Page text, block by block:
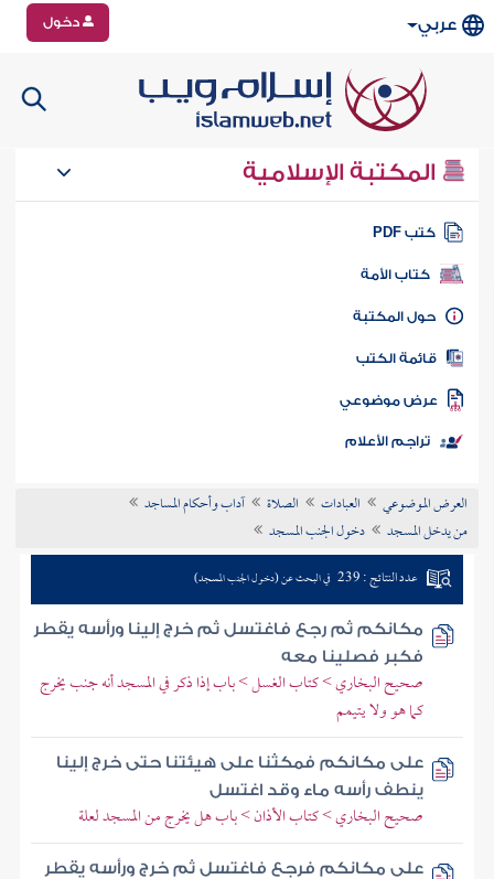
عربي دخول
المكتبة الإسلامية
كتب PDF
كتاب الأمة
المكتبة
الكتب
موضوعي
تراجم الأعلام
العرض الموضوعي العبادات الصلاة
آداب وأحكام المساجد
من يدخل المسجد
دخول الجنب المسجد
عدد النتائج : 239 في البحث عن (دخول الجنب المسجد)
مكانكم ثم رجع فاغتسل ثم خرج إلينا ورأسه يقطر
فكبر فصلينا معه
صحيح البخاري > كتاب الغسل > باب إذا ذكر في المسجد أنه جنب يخرج
كما هو ولا يتيمم
على مكانكم فمكثنا على هيئتنا حتى خرج إلينا
ينطف رأسه ماء وقد اغتسل
صحيح البخاري > كتاب الأذان > باب هل يخرج من المسجد لعلة
على مكانكم فرجع فاغتسل ثم خرج ورأسه يقطر